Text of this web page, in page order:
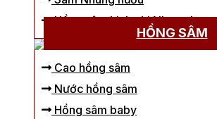
Hồng sâm Linh chi Nhung hươu
HỒNG SÂM
Cao hồng sâm
Nước hồng sâm
Hồng sâm baby